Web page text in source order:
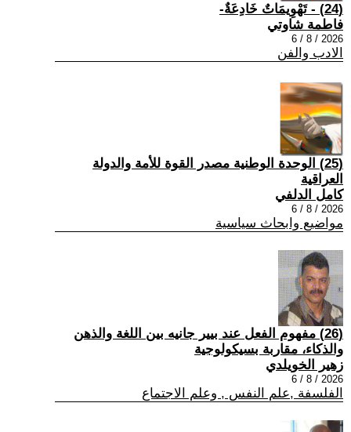
(24) - تَهْوِيمَاتٌ خَادِعَةٌ-
فاطمة شاوتي
2026 / 8 / 6
الادب والفن
(25) الوحدة الوطنية مصدر القوة للأمة والدولة
العراقية
كامل الدلفي
2026 / 8 / 6
مواضيع وابحاث سياسية
(26) مفهوم الفعل عند بيير جانيه بين اللغة والذهن
والذكاء، مقاربة بسيكولوجية
زهير الخويلدي
2026 / 8 / 6
الفلسفة ,علم النفس , وعلم الاجتماع